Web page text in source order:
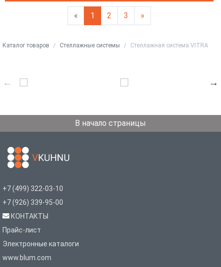
« 1 2 3 »
Каталог товаров Стеллажные системы Стеллажная система VITRA
В начало страницы
+7 (499) 322-03-10
+7 (926) 339-95-00
КОНТАКТЫ
Прайс-лист
Электронные каталоги
www.blum.com